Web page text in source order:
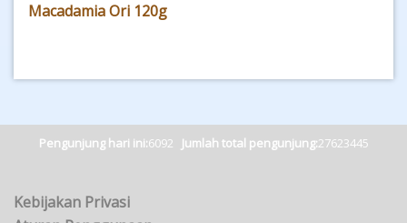
Macadamia Ori 120g
Pengunjung hari ini:6092 Jumlah total pengunjung:27623445
Kebijakan Privasi